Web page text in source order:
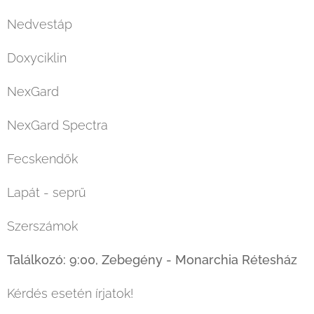
Nedvestáp
Doxyciklin
NexGard
NexGard Spectra
Fecskendők
Lapát - seprű
Szerszámok
Találkozó: 9:00, Zebegény - Monarchia Rétesház
Kérdés esetén írjatok!